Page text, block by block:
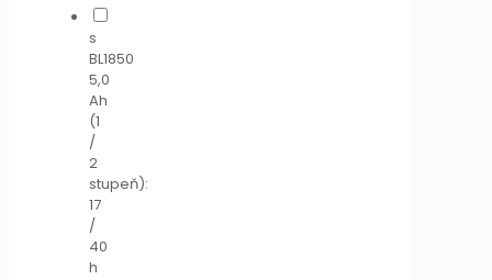
s
BL1850
5,0
Ah
(1
/
2
stupeň):
17
/
40
h